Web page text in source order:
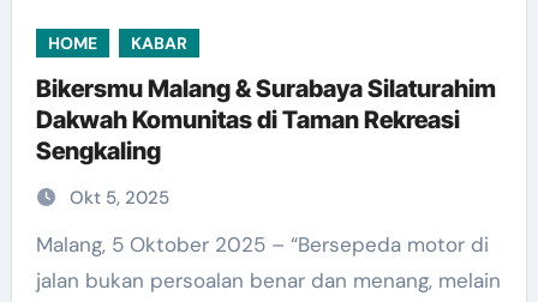
HOME KABAR
Bikersmu Malang & Surabaya Silaturahim
Dakwah Komunitas di Taman Rekreasi
Sengkaling
Okt 5, 2025
Malang, 5 Oktober 2025 – “Bersepeda motor di
jalan bukan persoalan benar dan menang, melain